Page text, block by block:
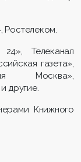
Ростелеком.
Телеканал
газета»,
Москва»,
и другие.
Книжного